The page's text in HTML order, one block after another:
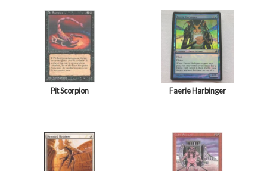
Pit Scorpion Faerie Harbinger